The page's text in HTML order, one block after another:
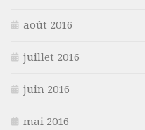
août 2016
juillet 2016
juin 2016
mai 2016